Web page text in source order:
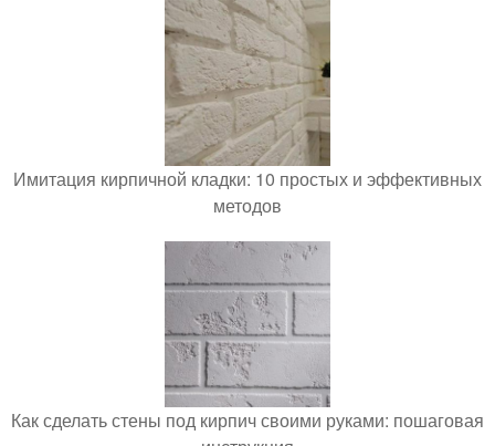
Имитация кирпичной кладки: 10 простых и эффективных
методов
Как сделать стены под кирпич своими руками: пошаговая